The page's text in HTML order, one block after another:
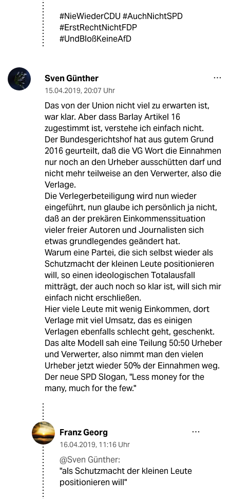
#NieWiederCDU #AuchNichtSPD
#ErstRechtNichtFDP
#UndBloßKeineAfD
Sven Günther
15.04.2019, 20:07 Uhr
Das von der Union nicht viel zu erwarten ist,
war klar. Aber dass Barlay Artikel 16
zugestimmt ist, verstehe ich einfach nicht.
Der Bundesgerichtshof hat aus gutem Grund
2016 geurteilt, daß die VG Wort die Einnahmen
nur noch an den Urheber ausschütten darf und
nicht mehr teilweise an den Verwerter, also die
Verlage.
Die Verlegerbeteiligung wird nun wieder
eingeführt, nun glaube ich persönlich ja nicht,
daß an der prekären Einkommenssituation
vieler freier Autoren und Journalisten sich
etwas grundlegendes geändert hat.
Warum eine Partei, die sich selbst wieder als
Schutzmacht der kleinen Leute positionieren
will, so einen ideologischen Totalausfall
mitträgt, der auch noch so klar ist, will sich mir
einfach nicht erschließen.
Hier viele Leute mit wenig Einkommen, dort
Verlage mit viel Umsatz, das es einigen
Verlagen ebenfalls schlecht geht, geschenkt.
Das alte Modell sah eine Teilung 50:50 Urheber
und Verwerter, also nimmt man den vielen
Urheber jetzt wieder 50% der Einnahmen weg.
Der neue SPD Slogan, "Less money for the
many, much for the few."
Franz Georg
16.04.2019, 11:16 Uhr
@Sven Günther:
"als Schutzmacht der kleinen Leute
positionieren will"